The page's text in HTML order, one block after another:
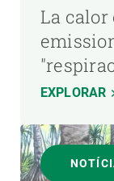
La
EXPLORAR